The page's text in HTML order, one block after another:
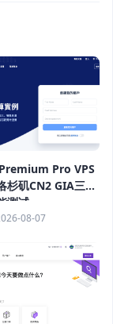
Pro VPS
杉矶CN2 GIA三网
测试
08-07